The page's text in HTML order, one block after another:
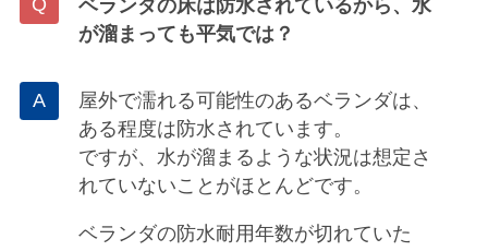
ベランダの床は防水されているから、水
が溜まっても平気では？
屋外で濡れる可能性のあるベランダは、
ある程度は防水されています。
ですが、水が溜まるような状況は想定さ
れていないことがほとんどです。
ベランダの防水耐用年数が切れていた